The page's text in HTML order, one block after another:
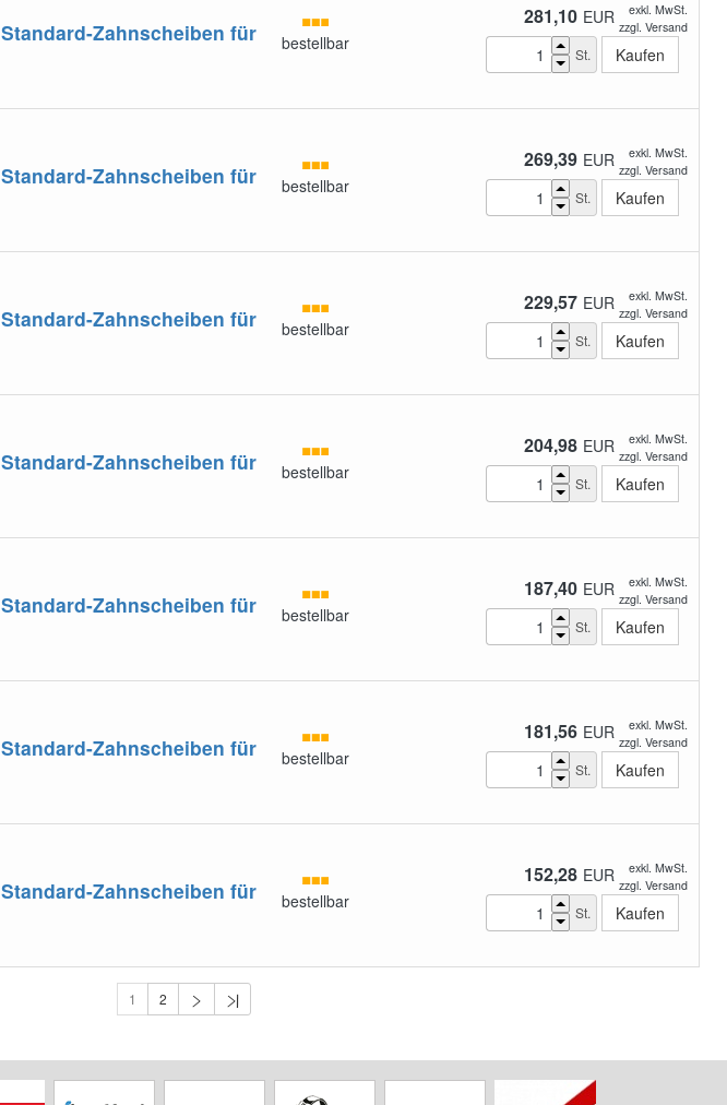
Standard-Zahnscheiben für bestellbar
281,10 EUR
exkl. MwSt.
zzgl. Versand
St.
Standard-Zahnscheiben für bestellbar
269,39 EUR
exkl. MwSt.
zzgl. Versand
St.
Standard-Zahnscheiben für bestellbar
229,57 EUR
exkl. MwSt.
zzgl. Versand
St.
Standard-Zahnscheiben für bestellbar
204,98 EUR
exkl. MwSt.
zzgl. Versand
St.
Standard-Zahnscheiben für bestellbar
187,40 EUR
exkl. MwSt.
zzgl. Versand
St.
Standard-Zahnscheiben für bestellbar
181,56 EUR
exkl. MwSt.
zzgl. Versand
St.
Standard-Zahnscheiben für bestellbar
152,28 EUR
exkl. MwSt.
zzgl. Versand
St.
1 2